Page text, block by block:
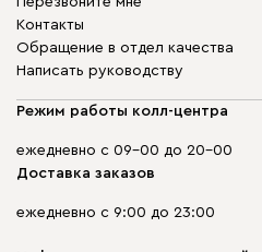
Контакты
Обращение в отдел качества
Написать руководству
Режим работы колл-центра
ежедневно с 09-00 до 20-00
Доставка заказов
ежедневно с 9:00 до 23:00